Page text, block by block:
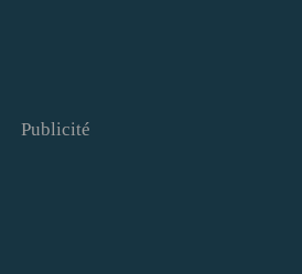
Publicité